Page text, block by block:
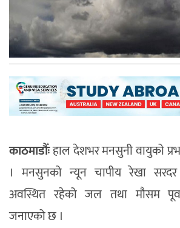
काठमाडौँःहाल देशभर मनसुनी वायुको
। मनसुनको न्यून चापीय रेखा
अवस्थित रहेको जल तथा मौसम
जनाएको छ ।